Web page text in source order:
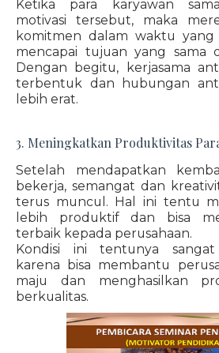
Ketika para karyawan
motivasi tersebut, maka
komitmen dalam waktu
mencapai tujuan yang sama
Dengan begitu, kerjasama
terbentuk dan hubungan
lebih erat.
3. Meningkatkan Produktivitas
Setelah mendapatkan
bekerja, semangat dan
terus muncul. Hal ini tentu
lebih produktif dan bisa
terbaik kepada perusahaan.
Kondisi ini tentunya
karena bisa membantu
maju dan menghasilkan
berkualitas.